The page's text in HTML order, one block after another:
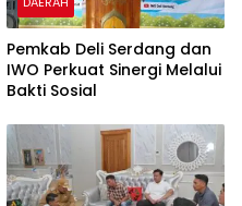
Pemkab Deli Serdang dan
IWO Perkuat Sinergi Melalui
Bakti Sosial